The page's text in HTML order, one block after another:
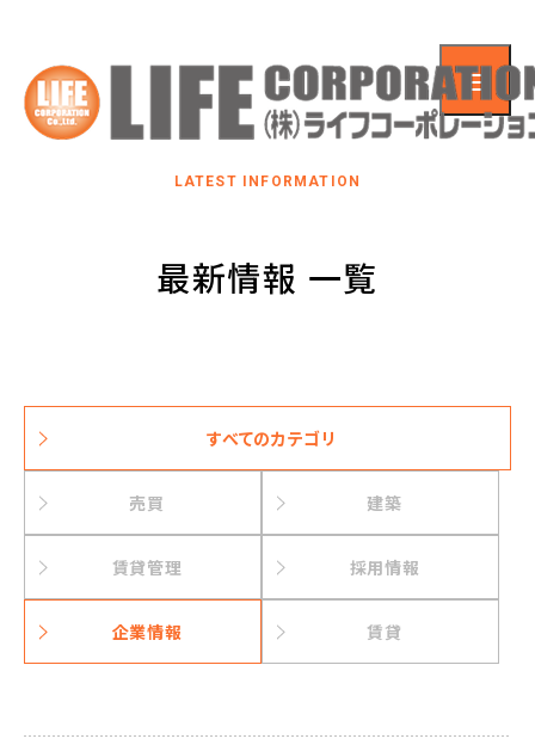
LATEST INFORMATION
最新情報 一覧
すべてのカテゴリ
売買 建築
賃貸管理 採用情報
企業情報 賃貸